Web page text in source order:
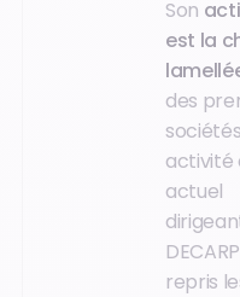
Son
est la
des
activité
actuel
repris